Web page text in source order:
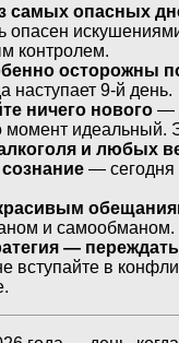
самых опасных
опасен
контролем.
осторожны
наступает 9-й день.
ничего нового —
момент идеальный.
и любых
— сегодня
и самообманом.
— переждать
вступайте в